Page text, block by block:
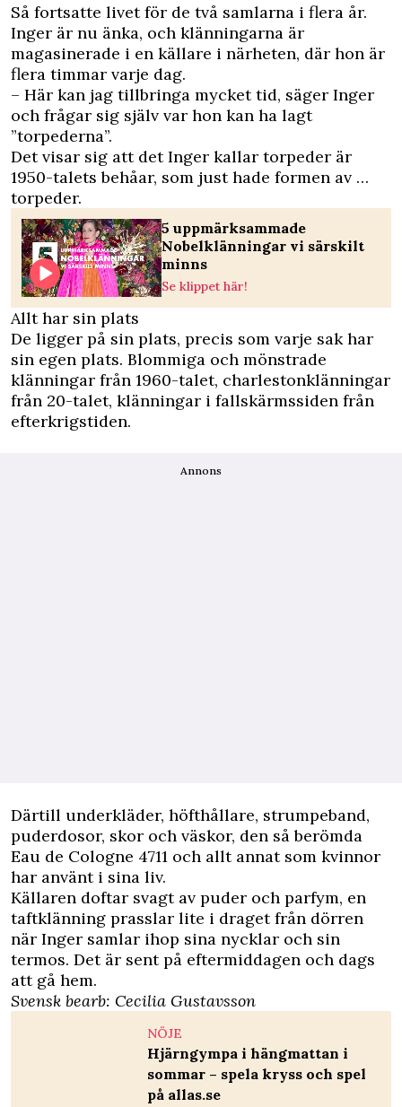
Så fortsatte livet för de två samlarna i flera år.
Inger är nu änka, och klänningarna är
magasinerade i en källare i närheten, där hon är
flera timmar varje dag.
– Här kan jag tillbringa mycket tid, säger Inger
och frågar sig själv var hon kan ha lagt
”torpederna”.
Det visar sig att det Inger kallar torpeder är
1950-talets behåar, som just hade formen av …
torpeder.
5 uppmärksammade
Nobelklänningar vi särskilt
minns
Se klippet här!
Allt har sin plats
De ligger på sin plats, precis som varje sak har
sin egen plats. Blommiga och mönstrade
klänningar från 1960-talet, charlestonklänningar
från 20-talet, klänningar i fallskärmssiden från
efterkrigstiden.
Annons
Därtill underkläder, höfthållare, strumpeband,
puderdosor, skor och väskor, den så berömda
Eau de Cologne 4711 och allt annat som kvinnor
har använt i sina liv.
Källaren doftar svagt av puder och parfym, en
taftklänning prasslar lite i draget från dörren
när Inger samlar ihop sina nycklar och sin
termos. Det är sent på eftermiddagen och dags
att gå hem.
Svensk bearb: Cecilia Gustavsson
NÖJE
Hjärngympa i hängmattan i
sommar – spela kryss och spel
på allas.se